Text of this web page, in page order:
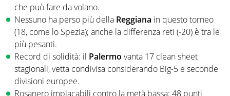
che può fare da volano.
Nessuno ha perso più della Reggiana in questo torneo
(18, come lo Spezia); anche la differenza reti (-20) è tra le
più pesanti.
Record di solidità: il Palermo vanta 17 clean sheet
stagionali, vetta condivisa considerando Big-5 e seconde
divisioni europee.
Rosanero implacabili contro la metà bassa: 48 punti